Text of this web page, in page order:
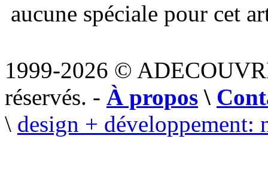
aucune spéciale pour cet
1999-2026 ©
réservés. - À propos \
\ design + développement: